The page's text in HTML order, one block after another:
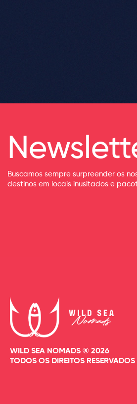
Buscamos sempre surpreender os
destinos em locais inusitados e
WILD SEA NOMADS ® 2026
TODOS OS DIREITOS RESERVADOS